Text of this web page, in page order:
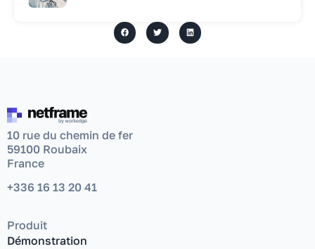
10 rue du chemin de fer
59100 Roubaix
France
+336 16 13 20 41
Produit
Démonstration